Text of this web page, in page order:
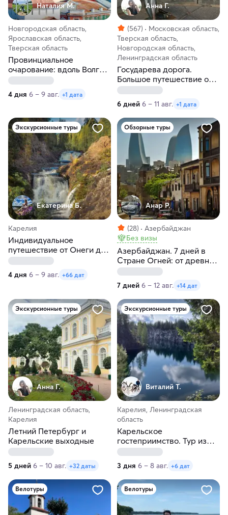
Наталия М.
Новгородская область,
Ярославская область,
Тверская область
Провинциальное
очарование: вдоль Волги и
Мсты к Ростовскому
Петербурга
4 дня 6 – 9 авг. +1 дата
Анна Г.
(567)
Московская область,
Тверская область,
Новгородская область,
Ленинградская область
Государева дорога.
Большое путешествие от
Московской до
Ленинградской области
6 дней 6 – 11 авг. +1 дата
Экскурсионные туры
Екатерина Б.
Карелия
Индивидуальное
путешествие от Онеги до
Ладоги в любые даты
4 дня 6 – 9 авг. +66 дат
Обзорные туры
Анар Р.
(28)
Азербайджан
Без визы
Азербайджан. 7 дней в
Стране Огней: от древних
крепостей к водопадам
Кавказа и винодельни
7 дней 6 – 12 авг. +14 дат
Экскурсионные туры
Анна Г.
Ленинградская область,
Карелия
Летний Петербург и
Карельские выходные
5 дней 6 – 10 авг. +32 даты
Экскурсионные туры
Виталий Т.
Карелия, Ленинградская
область
Карельское
гостеприимство. Тур из
Санкт-Петербурга
3 дня 6 – 8 авг. +6 дат
Велотуры Велотуры